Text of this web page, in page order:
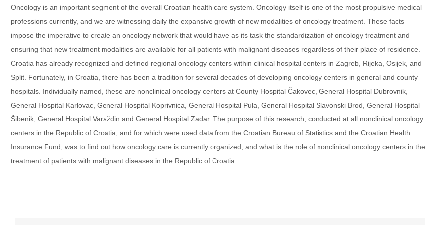
Oncology is an important segment of the overall Croatian health care system. Oncology itself is one of the most propulsive medical
professions currently, and we are witnessing daily the expansive growth of new modalities of oncology treatment. These facts
impose the imperative to create an oncology network that would have as its task the standardization of oncology treatment and
ensuring that new treatment modalities are available for all patients with malignant diseases regardless of their place of residence.
Croatia has already recognized and defined regional oncology centers within clinical hospital centers in Zagreb, Rijeka, Osijek, and
Split. Fortunately, in Croatia, there has been a tradition for several decades of developing oncology centers in general and county
hospitals. Individually named, these are nonclinical oncology centers at County Hospital Čakovec, General Hospital Dubrovnik,
General Hospital Karlovac, General Hospital Koprivnica, General Hospital Pula, General Hospital Slavonski Brod, General Hospital
Šibenik, General Hospital Varaždin and General Hospital Zadar. The purpose of this research, conducted at all nonclinical oncology
centers in the Republic of Croatia, and for which were used data from the Croatian Bureau of Statistics and the Croatian Health
Insurance Fund, was to find out how oncology care is currently organized, and what is the role of nonclinical oncology centers in the
treatment of patients with malignant diseases in the Republic of Croatia.